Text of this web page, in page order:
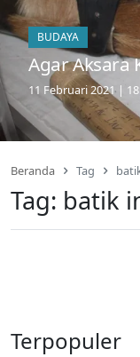
BUDAYA
Agar Aksara
11 Februari 2021 |
Beranda Tag
Tag: batik
Terpopuler